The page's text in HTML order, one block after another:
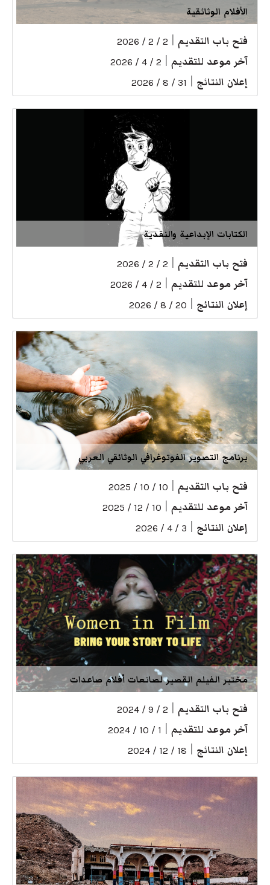
الأفلام الوثائقية
فتح باب التقديم 2 / 2 / 2026
آخر موعد للتقديم 2 / 4 / 2026
إعلان النتائج 31 / 8 / 2026
الكتابات الإبداعية والنقدية
فتح باب التقديم 2 / 2 / 2026
آخر موعد للتقديم 2 / 4 / 2026
إعلان النتائج 20 / 8 / 2026
برنامج التصوير الفوتوغرافي الوثائقي العربي
فتح باب التقديم 10 / 10 / 2025
آخر موعد للتقديم 10 / 12 / 2025
إعلان النتائج 3 / 4 / 2026
مختبر الفيلم القصير لصانعات أفلام صاعدات
فتح باب التقديم 2 / 9 / 2024
آخر موعد للتقديم 1 / 10 / 2024
إعلان النتائج 18 / 12 / 2024